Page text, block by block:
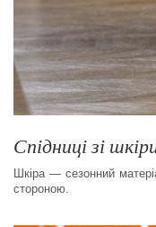
Спідниці зі
Шкіра — сезонний
стороною.